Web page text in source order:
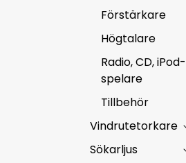
Förstärkare
Högtalare
Radio, CD, iPod-
spelare
Tillbehör
Vindrutetorkare
Sökarljus